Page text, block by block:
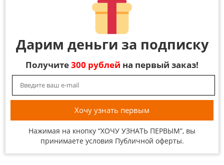
Дарим деньги за подписку
Получите300 рублей на первый заказ!
Нажимая на кнопку “ХОЧУ УЗНАТЬ ПЕРВЫМ”, вы
принимаете условия Публичной оферты.